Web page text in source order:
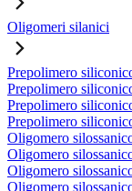
Oligomeri silanici
Prepolimero
Prepolimero
Prepolimero
Prepolimero
Oligomero
Oligomero
Oligomero
Oligomero